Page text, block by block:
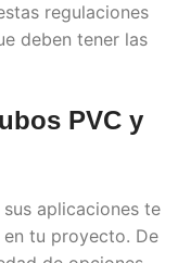
regulaciones
deben tener las
PVC y
aplicaciones te
tu proyecto. De